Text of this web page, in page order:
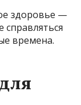
здоровье —
справляться
времена.